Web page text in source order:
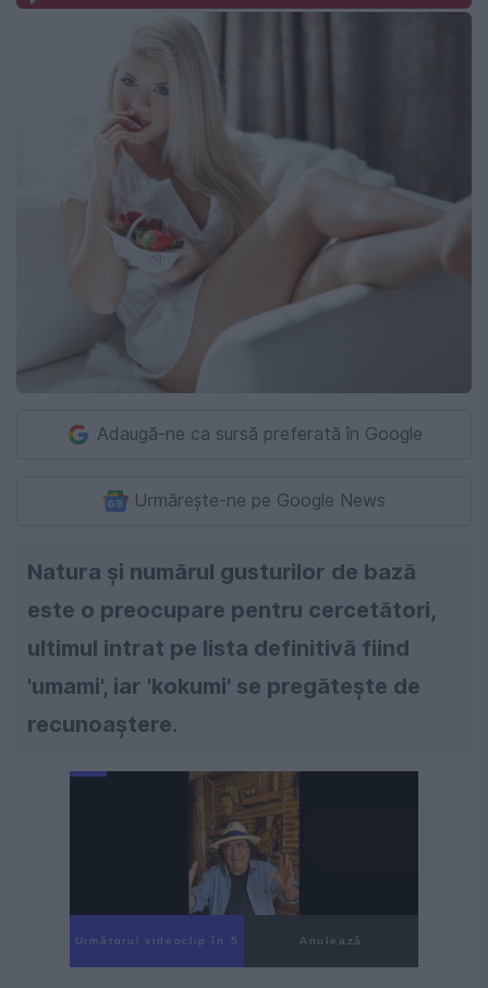
Adaugă-ne ca sursă preferată în Google
Urmărește-ne pe Google News
Natura și numărul gusturilor de bază
este o preocupare pentru cercetători,
ultimul intrat pe lista definitivă fiind
'umami', iar 'kokumi' se pregătește de
recunoaștere.
Următorul videoclip în 4 Anulează